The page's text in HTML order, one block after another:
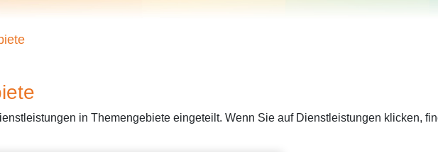
in Themengebiete eingeteilt. Wenn Sie auf Dienstleistungen klicken,